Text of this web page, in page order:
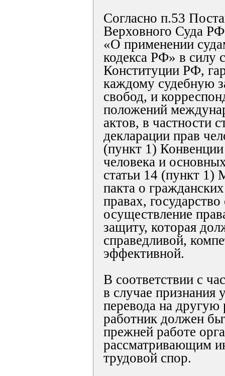
Согласно п.53
Верховного Суда
«О применении
кодекса РФ» в силу
Конституции РФ,
каждому судебную
свобод, и
положений
актов, в частности
декларации прав
(пункт 1)
человека и
статьи 14 (пункт 1)
пакта о
правах,
осуществление
защиту, которая
справедливой,
эффективной.
В соответствии с
в случае признания
перевода на
работник должен
прежней работе
рассматривающим
трудовой спор.